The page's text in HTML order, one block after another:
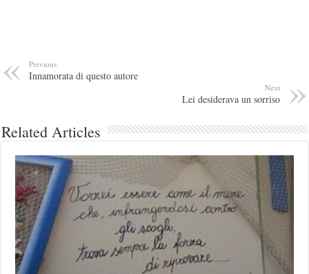
Previous
Innamorata di questo autore
Next
Lei desiderava un sorriso
Related Articles